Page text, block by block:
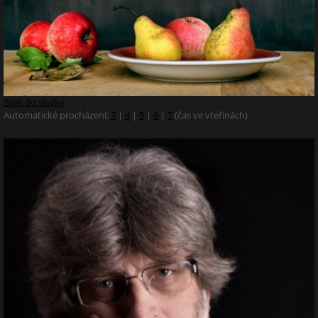
Zpět do složky
Automatické procházení: 3 | 4 | 5 | 6 | 7 (čas ve vteřinách)